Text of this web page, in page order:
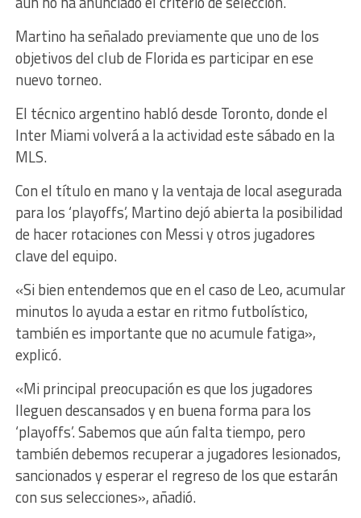
Martino ha señalado previamente que uno de los
objetivos del club de Florida es participar en ese
nuevo torneo.
El técnico argentino habló desde Toronto, donde el
Inter Miami volverá a la actividad este sábado en la
MLS.
Con el título en mano y la ventaja de local asegurada
para los ‘playoffs’, Martino dejó abierta la posibilidad
de hacer rotaciones con Messi y otros jugadores
clave del equipo.
«Si bien entendemos que en el caso de Leo, acumular
minutos lo ayuda a estar en ritmo futbolístico,
también es importante que no acumule fatiga»,
explicó.
«Mi principal preocupación es que los jugadores
lleguen descansados y en buena forma para los
‘playoffs’. Sabemos que aún falta tiempo, pero
también debemos recuperar a jugadores lesionados,
sancionados y esperar el regreso de los que estarán
con sus selecciones», añadió.